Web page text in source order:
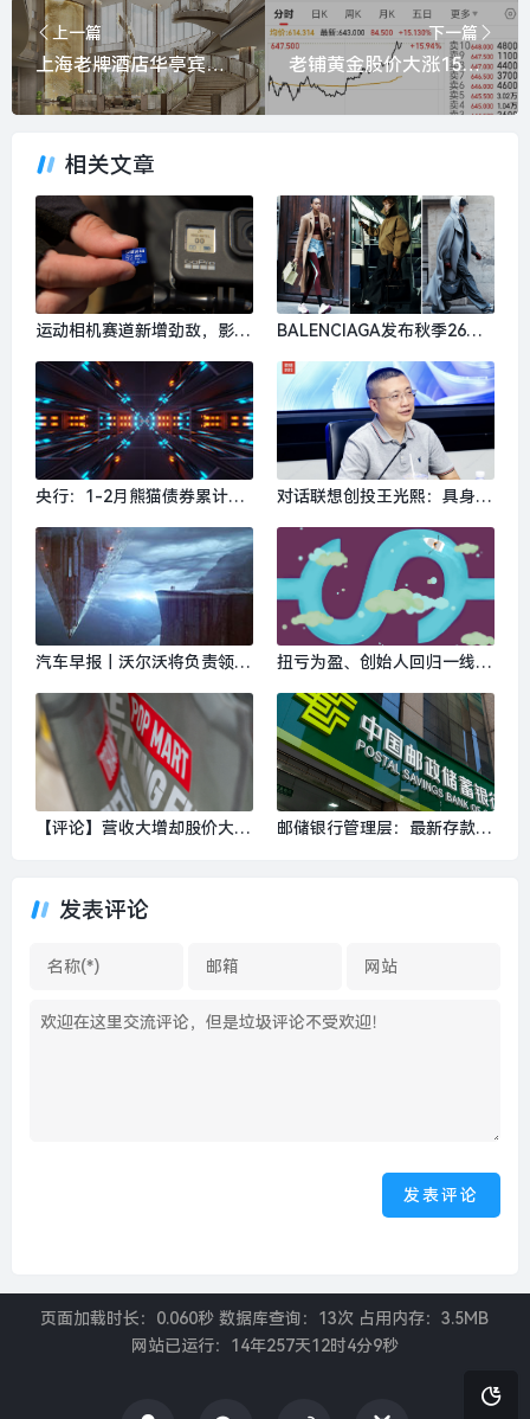
上一篇
上海老牌酒店华亭宾馆更新开放，以海派文化连接城市记忆|界面新闻 · 旅行
下一篇
老铺黄金股价大涨15%，去年净赚超48亿元|界面新闻
相关文章
运动相机赛道新增劲敌，影石
创始人刘靖康怒斥对手“断指
计划”恶意挖人|界面新闻 · 科
技
BALENCIAGA发布秋季26系
列，Golden Goose北京旗舰
店启幕｜是日美好事物|界面
新闻 · 时尚
央行：1-2月熊猫债券累计发
行504.4亿元，新增4家境外机
构进入银行间债券市场|界面
新闻 · 快讯
对话联想创投王光熙：具身智
能行业估值有泡沫，需要一两
年消化|界面新闻 · 科技
汽车早报｜沃尔沃将负责领克
欧洲业务营运事宜 东风资管
拟增持岚图汽车H股|界面新闻
· 汽车
扭亏为盈、创始人回归一线，
连连数字聚焦中企出海与AI原
生战略|界面新闻
【评论】营收大增却股价大
邮储银行管理层：最新存款付
发表评论
页面加载时长：0.060秒 数据库查询：13次 占用内存：3.5MB
网站已运行： 14年257天12时4分9秒